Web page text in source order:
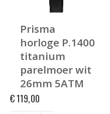
Prisma
horloge P.1400
titanium
parelmoer wit
26mm 5ATM
€119,00